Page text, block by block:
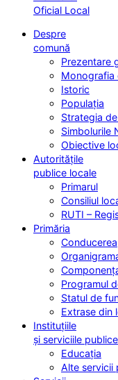
Oficial Local
Despre
comună
Prezentare
Monografia
Istoric
Populația
Strategia
Simbolurile
Obiective
Autoritățile
publice locale
Primarul
Consiliul
RUTI –
Primăria
Conducerea
Programul
Statul de
Extrase din
Instituțiile
și serviciile publice
Educația
Alte servicii